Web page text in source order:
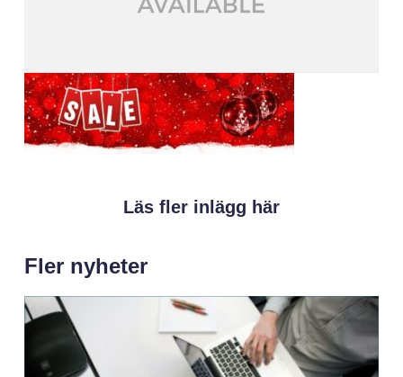
Läs fler inlägg här
Fler nyheter